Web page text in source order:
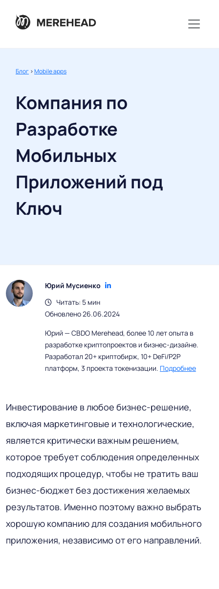
Блог >Mobile apps
Компания по
Разработке
Мобильных
Приложений под
Ключ
Юрий Мусиенко
Читать: 5 мин
Обновлено 26.06.2024
Юрий — CBDO Merehead, более 10 лет опыта в
разработке криптопроектов и бизнес-дизайне.
Разработал 20+ криптобирж, 10+ DeFi/P2P
платформ, 3 проекта токенизации. Подробнее
Инвестирование в любое бизнес-решение,
включая маркетинговые и технологические,
является критически важным решением,
которое требует соблюдения определенных
подходящих процедур, чтобы не тратить ваш
бизнес-бюджет без достижения желаемых
результатов. Именно поэтому важно выбрать
хорошую компанию для создания мобильного
приложения, независимо от его направлений.